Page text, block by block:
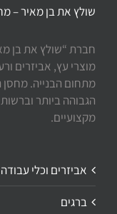
שולץ את בן מאיר –
חברת “שולץ את בן
מוצרי עץ, אביזרים
מתחום הבנייה. מחסן
הגבוהה ביותר
מקצועיים.
אביזרים וכלי עבודה
ברגים